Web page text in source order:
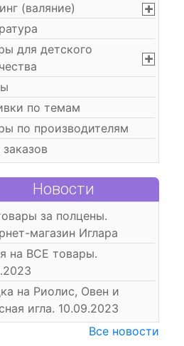
(валяние)
для детского
по темам
по производителям
Новости
за полцены.
магазин Иглара
на ВСЕ товары.
на Риолис, Овен и
игла. 10.09.2023
Все новости